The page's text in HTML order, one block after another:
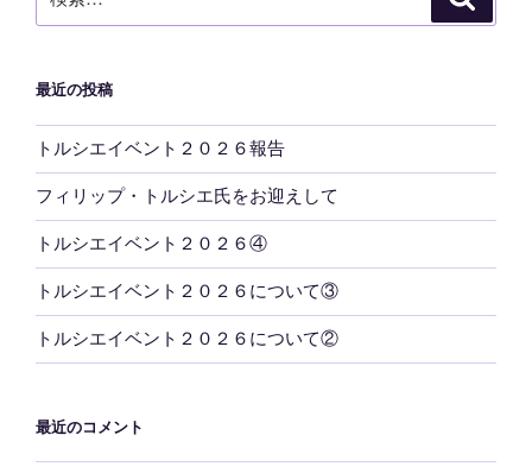
索:
最近の投稿
トルシエイベント２０２６報告
フィリップ・トルシエ氏をお迎えして
トルシエイベント２０２６④
トルシエイベント２０２６について③
トルシエイベント２０２６について②
最近のコメント